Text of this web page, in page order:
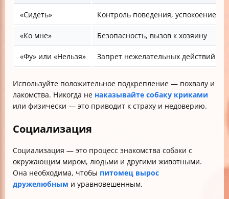
«Сидеть» Контроль поведения, успокоение
«Ко мне» Безопасность, вызов к хозяину
«Фу» или «Нельзя» Запрет нежелательных действий
Используйте положительное подкрепление — похвалу и
лакомства. Никогда не наказывайте собаку криками
или физически — это приводит к страху и недоверию.
Социализация
Социализация — это процесс знакомства собаки с
окружающим миром, людьми и другими животными.
Она необходима, чтобы питомец вырос
дружелюбным и уравновешенным.